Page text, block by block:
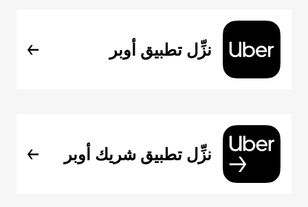
نزِّل تطبيق أوبر
نزِّل تطبيق شريك أوبر